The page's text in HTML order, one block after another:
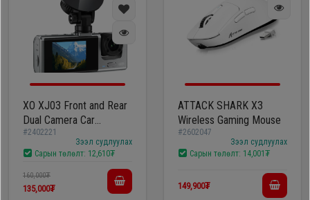
XO XJ03 Front and Rear
Dual Camera Car
Recorder 1080 HD
Video
#2402221
Зээл судлуулах
Сарын төлөлт: 12,610₮
160,000₮
135,000₮
ATTACK SHARK X3
Wireless Gaming Mouse
#2602047
Зээл судлуулах
Сарын төлөлт: 14,001₮
149,900₮